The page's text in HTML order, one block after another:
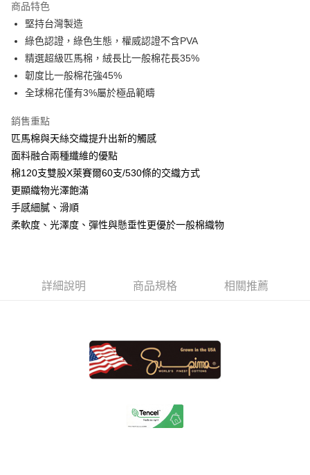
合作金庫商業銀行
華南商業銀行
上海商業儲蓄銀行
台北富邦商業銀行
國泰世華商業銀行
兆豐國際商業銀行
臺灣中小企業銀行
匯豐（台灣）商業銀行
聯邦商業銀行
元大商業銀行
台新國際商業銀行
台灣樂天信用卡公司
6 期 0 利率 每期
華南商業銀行
彰化商業銀行
上海商業儲蓄銀行
台北富邦商業銀行
國泰世華商業銀行
臺灣中小企業銀行
聯邦商業銀行
元大商業銀行
玉山商業銀行
台灣樂天信用卡公司
LINE Pay
Apple Pay
悠遊付
Google Pay
ATM付款
運送方式
非床墊商品，一般宅配
每筆NT$150，滿NT$2,000(含以上)免運費
商品特色
堅持台灣製造
綠色認證，綠色生態，權威認證不含PVA
精選超級匹馬棉，絨長比一般棉花長35%
韌度比一般棉花強45%
全球棉花僅有3%屬於極品範疇
銷售重點
匹馬棉與天絲交織提升出新的觸感
面料融合兩種纖維的優點
棉120支雙股X萊賽爾60支/530條的交織方式
更顯織物光澤飽滿
手感細膩、滑順
柔軟度、光澤度、彈性與懸垂性更優於一般棉織物
詳細說明 商品規格 相關推薦